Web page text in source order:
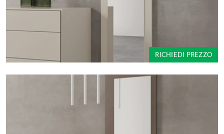
RICHIEDI PREZZO